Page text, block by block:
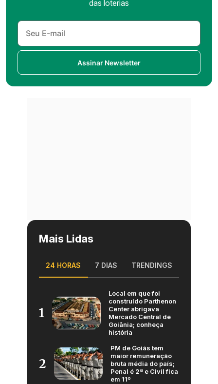
das loterias
Assinar Newsletter
Mais Lidas
24 HORAS 7 DIAS TRENDINGS
1
Local em que foi
construído Parthenon
Center abrigava
Mercado Central de
Goiânia; conheça
história
2
PM de Goiás tem
maior remuneração
bruta média do país;
Penal é 2ª e Civil fica
em 11º